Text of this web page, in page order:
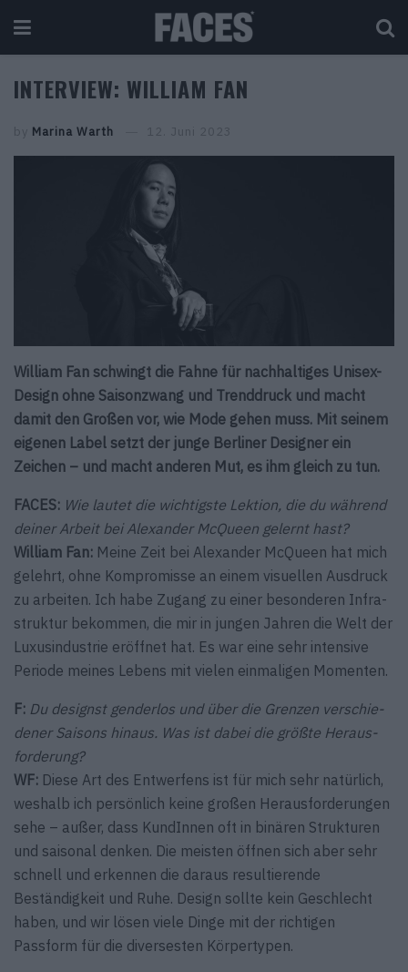
INTERVIEW: WILLIAM FAN
by Marina Warth 12. Juni 2023
William Fan schwingt die Fahne für nachhaltiges Unisex-
Design ohne Saisonzwang und Trenddruck und macht
damit den Großen vor, wie Mode gehen muss. Mit seinem
eigenen Label setzt der junge Berliner Designer ein
Zeichen – und macht anderen Mut, es ihm gleich zu tun.
FACES: Wie lautet die wichtigste Lektion, die du während
deiner Arbeit bei Alexander McQueen gelernt hast?
William Fan: Meine Zeit bei Alexander McQueen hat mich
gelehrt, ohne Kompromisse an einem visuellen Ausdruck
zu arbeiten. Ich habe Zugang zu einer besonderen Infra­
struktur bekommen, die mir in jungen Jahren die Welt der
Luxusindustrie eröffnet hat. Es war eine sehr intensive
Periode meines Lebens mit vielen einmaligen Momenten.
F: Du designst genderlos und über die Grenzen verschie­
dener Saisons hinaus. Was ist dabei die größte Heraus­
forderung?
WF: Diese Art des Entwerfens ist für mich sehr natürlich,
weshalb ich persönlich keine großen Herausforderungen
sehe – außer, dass KundInnen oft in binären Strukturen
und saisonal denken. Die meisten öffnen sich aber sehr
schnell und erkennen die daraus resultierende
Beständigkeit und Ruhe. Design sollte kein Geschlecht
haben, und wir lösen viele Dinge mit der richtigen
Passform für die diversesten Körpertypen.